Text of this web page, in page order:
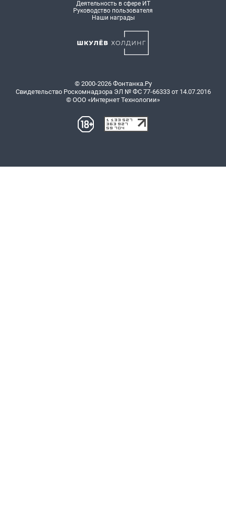
Деятельность в сфере ИТ
Руководство пользователя
Наши награды
© 2000-2026 Фонтанка.Ру
Свидетельство Роскомнадзора ЭЛ № ФС 77-66333 от 14.07.2016
© ООО «Интернет Технологии»